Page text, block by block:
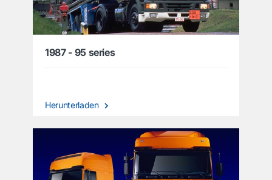
1987 - 95 series
Herunterladen